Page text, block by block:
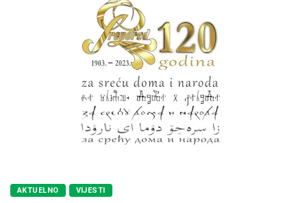
AKTUELNO VIJESTI